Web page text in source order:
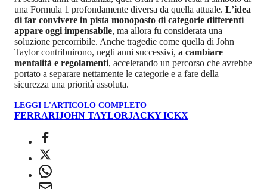
una Formula 1 profondamente diversa da quella attuale. L’idea
di far convivere in pista monoposto di categorie differenti
appare oggi impensabile, ma allora fu considerata una
soluzione percorribile. Anche tragedie come quella di John
Taylor contribuirono, negli anni successivi, a cambiare
mentalità e regolamenti, accelerando un percorso che avrebbe
portato a separare nettamente le categorie e a fare della
sicurezza una priorità assoluta.
LEGGI L'ARTICOLO COMPLETO
FERRARIJOHN TAYLORJACKY ICKX